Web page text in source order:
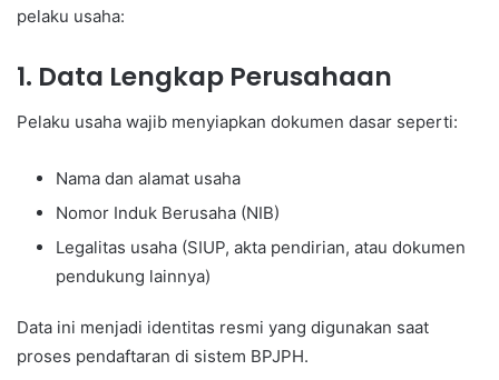
pelaku usaha:
1. Data Lengkap Perusahaan
Pelaku usaha wajib menyiapkan dokumen dasar seperti:
Nama dan alamat usaha
Nomor Induk Berusaha (NIB)
Legalitas usaha (SIUP, akta pendirian, atau dokumen
pendukung lainnya)
Data ini menjadi identitas resmi yang digunakan saat
proses pendaftaran di sistem BPJPH.